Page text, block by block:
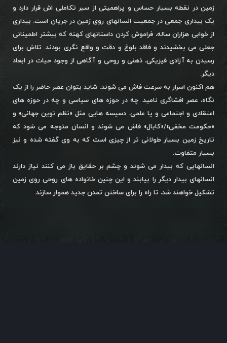
زمین در نقطه بسیار حساس و پراهمیتی از سیر تکاملی اش قرار دارد و
یک بیداری جمعی در جمعیت انسانهای روی زمین در جریان است. بیداری
از خوابی هزاران ساله، فراموش کردن داستانهای کهنه که بیشتر اطمینانی
جعلی می بخشیدند و فاقد بلوغ و دقت و واقع نگری بودند. تلاش برای
رسیدن به آزادی فیزیکی، ذهنی و روحی و آگاهی از وجود حیات در ابعاد
دیگر.
هم اکنون اسرار به سرعت فاش می شوند. شاید بتوان عصر حاضر را از یک
نگاه، عصر افشاگری نامید. چه در حوزه های سیاسی و چه در حوزه های
اعتقادی و اجتماعی و یا علمی. دسیسه هایی مثل «نظم نوین جهانی» و
«حکومت مخفی»/«کابال» فاش می شوند و انسان متوجه می شود که
تاریخ زمین بسیار طولانی تر از چیزی است که به وی گفته شده و نیز
بسیار متفاوت.
انسانهایی که بیدار می شوند و چشم بر حقایق باز می کنند نیاز دارند
انسانهای بیدار دیگر را بیابند و این چنین خانواده های روحی روی زمین
تشکیل خواهند شد، تا راه را برای ساختن تمدن جدید هموار سازند.